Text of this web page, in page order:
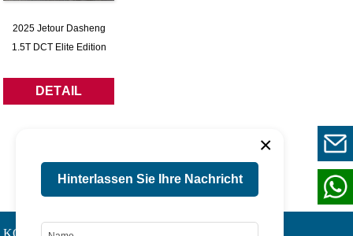
2025 Jetour Dasheng
1.5T DCT Elite Edition
DETAIL
×
Hinterlassen Sie Ihre Nachricht